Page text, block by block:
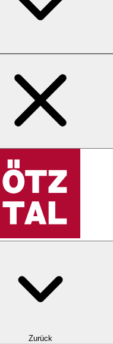
Zurück